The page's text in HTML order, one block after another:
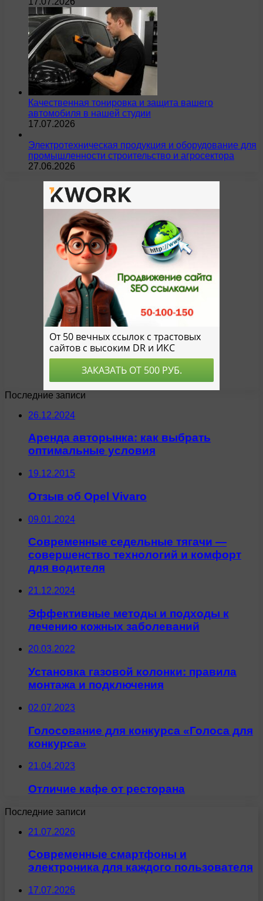
Качественная тонировка и защита вашего
автомобиля в нашей студии
17.07.2026
Электротехническая продукция и оборудование для
промышленности строительство и агросектора
27.06.2026
Последние записи
26.12.2024
Аренда авторынка: как выбрать
оптимальные условия
19.12.2015
Отзыв об Opel Vivaro
09.01.2024
Современные седельные тягачи —
совершенство технологий и комфорт
для водителя
21.12.2024
Эффективные методы и подходы к
лечению кожных заболеваний
20.03.2022
Установка газовой колонки: правила
монтажа и подключения
02.07.2023
Голосование для конкурса «Голоса для
конкурса»
21.04.2023
Отличие кафе от ресторана
Последние записи
21.07.2026
Современные смартфоны и
электроника для каждого пользователя
17.07.2026